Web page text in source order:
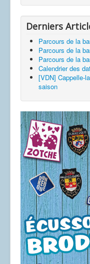
Derniers
Parcours de la
Parcours de la
Parcours de la
Calendrier des
[VDN] Cappelle-
saison